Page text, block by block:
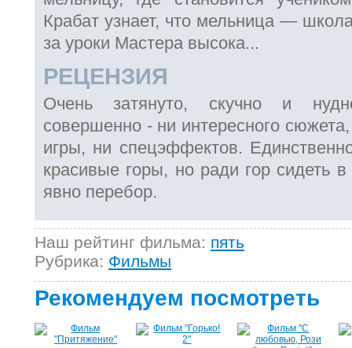
Крабат узнает, что мельница —
за уроки Мастера высока...
РЕЦЕНЗИЯ
Очень затянуто, скучно и
совершенно - ни интересного
игры, ни спецэффектов.
красивые горы, но ради гор сидеть в
явно перебор.
Наш рейтинг фильма: пять
Рубрика: Фильмы
Рекомендуем посмотреть